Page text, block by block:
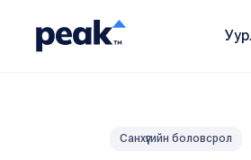
Санхүүгийн боловсрол